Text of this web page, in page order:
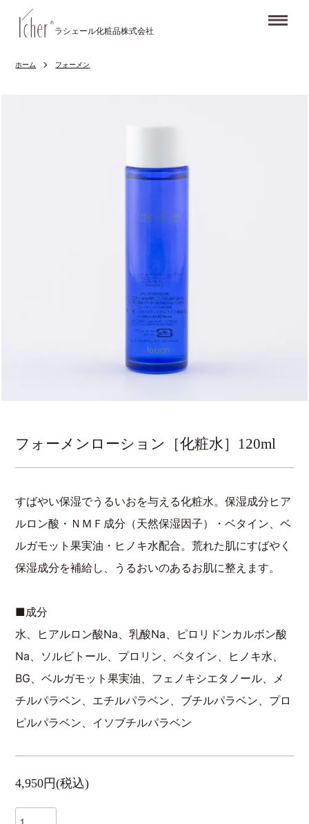
ラシェール化粧品株式会社
ホーム フォーメン
フォーメンローション［化粧水］120ml
すばやい保湿でうるいおを与える化粧水。保湿成分ヒア
ルロン酸・ＮＭＦ成分（天然保湿因子）・ベタイン、ベ
ルガモット果実油・ヒノキ水配合。荒れた肌にすばやく
保湿成分を補給し、うるおいのあるお肌に整えます。
■成分
水、ヒアルロン酸Na、乳酸Na、ピロリドンカルボン酸
Na、ソルビトール、プロリン、ベタイン、ヒノキ水、
BG、ベルガモット果実油、フェノキシエタノール、メ
チルパラベン、エチルパラベン、ブチルパラベン、プロ
ピルパラベン、イソブチルパラベン
4,950円(税込)